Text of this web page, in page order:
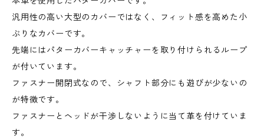
汎用性の高い大型のカバーではなく、フィット感を高めた小
ぶりなカバーです。
先端にはパターカバーキャッチャーを取り付けられるループ
が付いています。
ファスナー開閉式なので、シャフト部分にも遊びが少ないの
が特徴です。
ファスナーとヘッドが干渉しないように当て革を付けていま
す。